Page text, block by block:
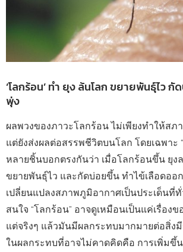
‘โลกร้อน’ ทำ ยุง ล้นโลก ขยายพันธุ์ไว
พุ่ง
ผลพวงของภาวะโลกร้อน ไม่เพียงทำให้สภ
แต่ยังส่งผลต่อสรรพชีวิตบนโลก โดยเฉพาะ
หลายชิ้นบอกตรงกันว่า เมื่อโลกร้อนขึ้น ยุง
ขยายพันธุ์ไว และกัดบ่อยขึ้น ทำไข้เลือดออ
เปลี่ยนแปลงสภาพภูมิอากาศเป็นประเด็นที่
สนใจ “โลกร้อน” อาจดูเหมือนเป็นแค่เรื่อ
แต่จริงๆ แล้วมันมีผลกระทบมากมายต่อสิ่ง
ในผลกระทบที่อาจไม่คาดคิดคือ การเพิ่มขึ้น